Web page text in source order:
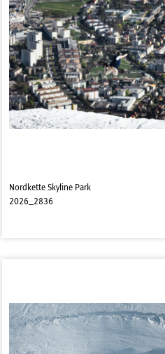
Nordkette Skyline Park
2026_2836